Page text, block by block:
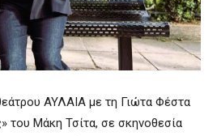
ΑΥΛΑΙΑ με τη Γιώτα Φέστα
του Μάκη Τσίτα, σε σκηνοθεσία